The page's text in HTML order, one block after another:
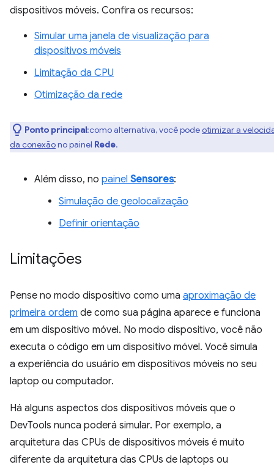
dispositivos móveis. Confira os recursos:
Simular uma janela de visualização para
dispositivos móveis
Limitação da CPU
Otimização da rede
Ponto principal:como alternativa, você podeotimizar a
da conexãono painel Rede.
Além disso, no painel Sensores:
Simulação de geolocalização
Definir orientação
Limitações
Pense no modo dispositivo como uma aproximação de
primeira ordem de como sua página aparece e funciona
em um dispositivo móvel. No modo dispositivo, você não
executa o código em um dispositivo móvel. Você simula
a experiência do usuário em dispositivos móveis no seu
laptop ou computador.
Há alguns aspectos dos dispositivos móveis que o
DevTools nunca poderá simular. Por exemplo, a
arquitetura das CPUs de dispositivos móveis é muito
diferente da arquitetura das CPUs de laptops ou